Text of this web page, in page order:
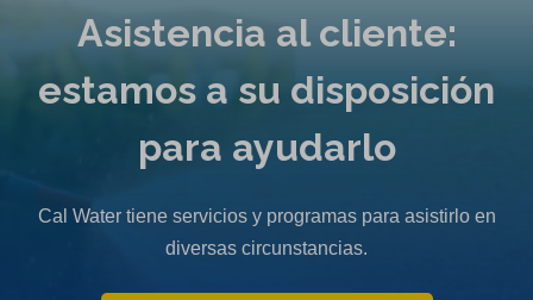
Asistencia al cliente:
estamos a su disposición
para ayudarlo
Cal Water tiene servicios y programas para asistirlo en
diversas circunstancias.